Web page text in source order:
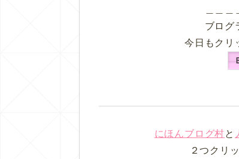
ブログ
今日もクリ
にほんブログ村と
２つクリ